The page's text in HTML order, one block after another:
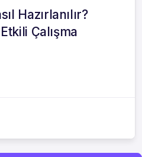
Hazırlanılır?
Çalışma